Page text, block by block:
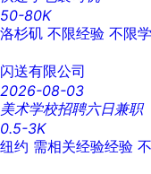
50-80K
洛杉矶 不限经验 不限
闪送有限公司
2026-08-03
美术学校招聘六日兼职
0.5-3K
纽约 需相关经验经验